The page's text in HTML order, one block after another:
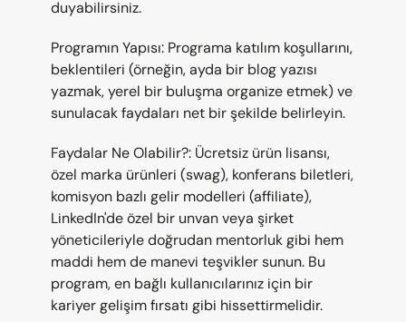
duyabilirsiniz.
Programın Yapısı: Programa katılım koşullarını,
beklentileri (örneğin, ayda bir blog yazısı
yazmak, yerel bir buluşma organize etmek) ve
sunulacak faydaları net bir şekilde belirleyin.
Faydalar Ne Olabilir?: Ücretsiz ürün lisansı,
özel marka ürünleri (swag), konferans biletleri,
komisyon bazlı gelir modelleri (affiliate),
LinkedIn'de özel bir unvan veya şirket
yöneticileriyle doğrudan mentorluk gibi hem
maddi hem de manevi teşvikler sunun. Bu
program, en bağlı kullanıcılarınız için bir
kariyer gelişim fırsatı gibi hissettirmelidir.